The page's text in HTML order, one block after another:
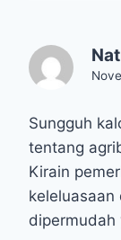
Sungguh
tentang
Kirain
keleluasaan
dipermudah